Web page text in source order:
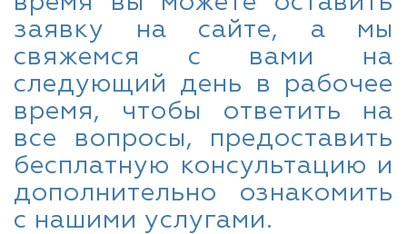
заявку на сайте, а мы
свяжемся с вами на
следующий день в рабочее
время, чтобы ответить на
все вопросы, предоставить
бесплатную консультацию и
дополнительно ознакомить
с нашими услугами.